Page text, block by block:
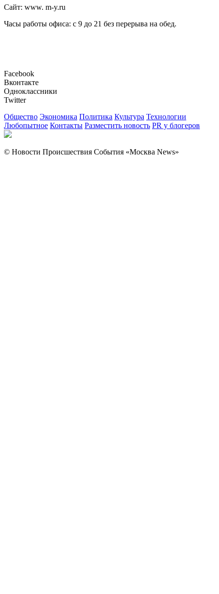
Сайт: www. m-y.ru
Часы работы офиса: с 9 до 21 без перерыва на обед.
Facebook
Вконтакте
Одноклассники
Twitter
Общество Экономика Политика Культура Технологии
Любопытное Контакты Разместить новость PR у блогеров
© Новости Происшествия События «Москва News»